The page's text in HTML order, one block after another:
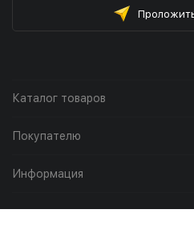
Каталог товаров
Покупателю
Информация